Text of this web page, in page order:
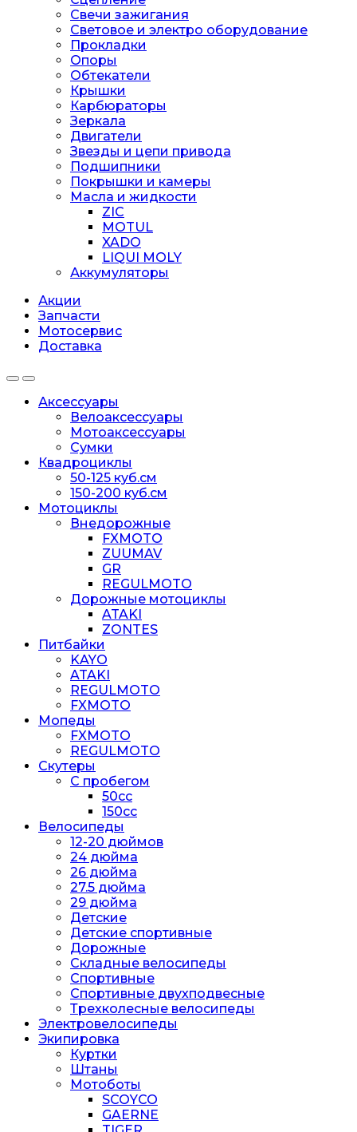
Свечи зажигания
Световое и электро оборудование
Прокладки
Опоры
Обтекатели
Крышки
Карбюраторы
Зеркала
Двигатели
Звезды и цепи привода
Подшипники
Покрышки и камеры
Масла и жидкости
ZIC
MOTUL
XADO
LIQUI MOLY
Аккумуляторы
Акции
Запчасти
Мотосервис
Доставка
Аксессуары
Велоаксессуары
Мотоаксессуары
Сумки
Квадроциклы
50-125 куб.см
150-200 куб.см
Мотоциклы
Внедорожные
FXMOTO
ZUUMAV
GR
REGULMOTO
Дорожные мотоциклы
ATAKI
ZONTES
Питбайки
KAYO
ATAKI
REGULMOTO
FXMOTO
Мопеды
FXMOTO
REGULMOTO
Скутеры
С пробегом
50cc
150cc
Велосипеды
12-20 дюймов
24 дюйма
26 дюйма
27.5 дюйма
29 дюйма
Детские
Детские спортивные
Дорожные
Складные велосипеды
Спортивные
Спортивные двухподвесные
Трехколесные велосипеды
Электровелосипеды
Экипировка
Куртки
Штаны
Мотоботы
SCOYCO
GAERNE